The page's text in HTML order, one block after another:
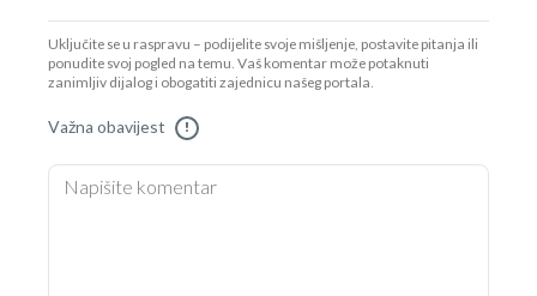
Uključite se u raspravu – podijelite svoje mišljenje, postavite pitanja ili
ponudite svoj pogled na temu. Vaš komentar može potaknuti
zanimljiv dijalog i obogatiti zajednicu našeg portala.
Važna obavijest !